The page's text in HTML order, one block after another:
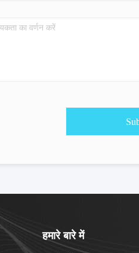
पूर्व बिक्री सेवा:
शिक्षा की एक अच्छी पृष्ठभूमि के साथ, कई
तेज और पेशेवर इंजीनियरिंग स्थापना और